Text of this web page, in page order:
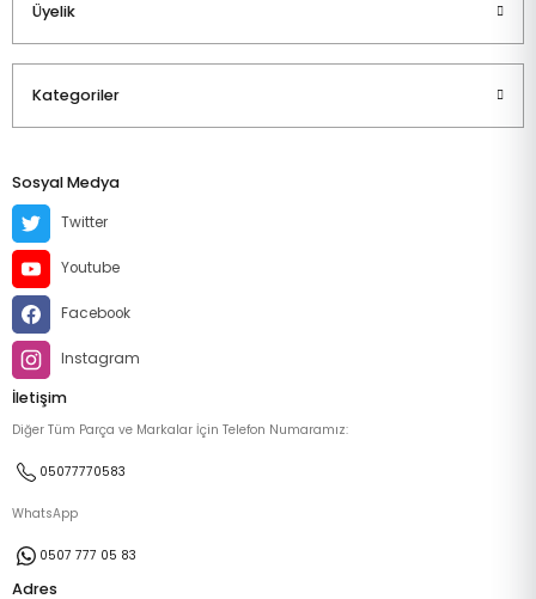
Üyelik
Kategoriler
Sosyal Medya
Twitter
Youtube
Facebook
Instagram
İletişim
Diğer Tüm Parça ve Markalar İçin Telefon Numaramız:
05077770583
WhatsApp
0507 777 05 83
Adres